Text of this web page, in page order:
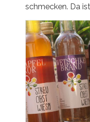
schmecken. Da